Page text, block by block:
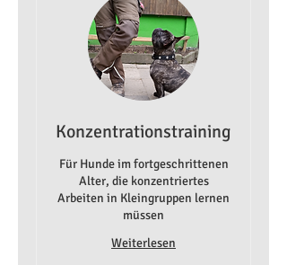
Konzentrationstraining
Für Hunde im fortgeschrittenen
Alter, die konzentriertes
Arbeiten in Kleingruppen lernen
müssen
Weiterlesen